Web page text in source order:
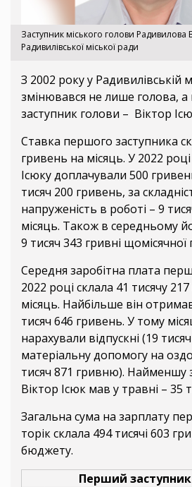
Заступник міського голови Радивилова
Радивилівської міської ради
З 2002 року у Радивилівській
змінювався не лише голова,
заступник голови – Віктор
Ставка першого заступника
гривень на місяць. У 2022
Ісюку доплачували 500
тисяч 200 гривень, за
напруженість в роботі – 9
місяць. Також в середньому
9 тисяч 343 гривні щомісячної
Середня заробітна плата
2022 році склала 41 тисячу
місяць. Найбільше він
тисяч 646 гривень. У тому
нарахували відпускні (19
матеріальну допомогу на
тисяч 871 гривню). Найменшу
Віктор Ісюк мав у травні – 35
Загальна сума на зарплату
торік склала 494 тисячі 603
бюджету.
Перший заступник